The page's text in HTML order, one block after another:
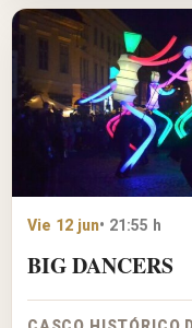
Vie 12 jun• 21:55 h
BIG DANCERS